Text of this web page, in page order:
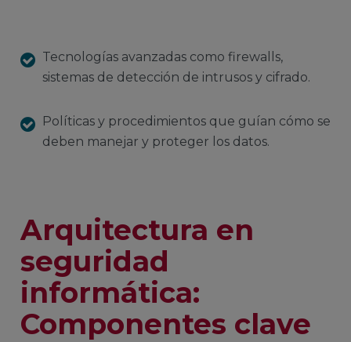
Tecnologías avanzadas como firewalls,
sistemas de detección de intrusos y cifrado.
Políticas y procedimientos que guían cómo se
deben manejar y proteger los datos.
Arquitectura en
seguridad
informática:
Componentes clave